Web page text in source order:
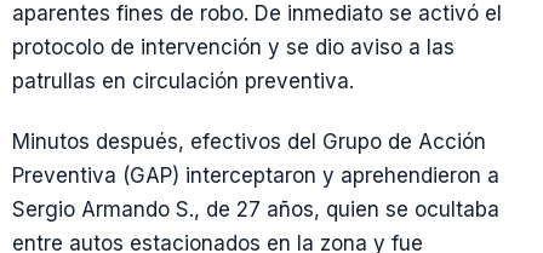
aparentes fines de robo. De inmediato se activó el
protocolo de intervención y se dio aviso a las
patrullas en circulación preventiva.
Minutos después, efectivos del Grupo de Acción
Preventiva (GAP) interceptaron y aprehendieron a
Sergio Armando S., de 27 años, quien se ocultaba
entre autos estacionados en la zona y fue